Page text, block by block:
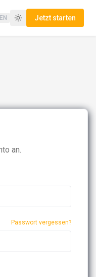
EN Jetzt starten
an.
Passwort vergessen?